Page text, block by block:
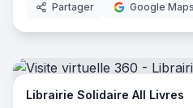
Partager Google Maps
Librairie Solidaire All Livres